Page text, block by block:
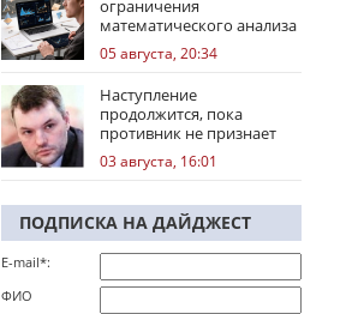
ограничения
математического анализа
избирательных кампаний
05 августа, 20:34
Наступление
продолжится, пока
противник не признает
стратегическое
поражение
03 августа, 16:01
ПОДПИСКА НА ДАЙДЖЕСТ
E-mail*:
ФИО